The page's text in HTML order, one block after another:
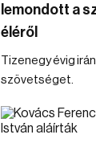
lemondott a
éléről
Tizenegy évig
szövetséget.